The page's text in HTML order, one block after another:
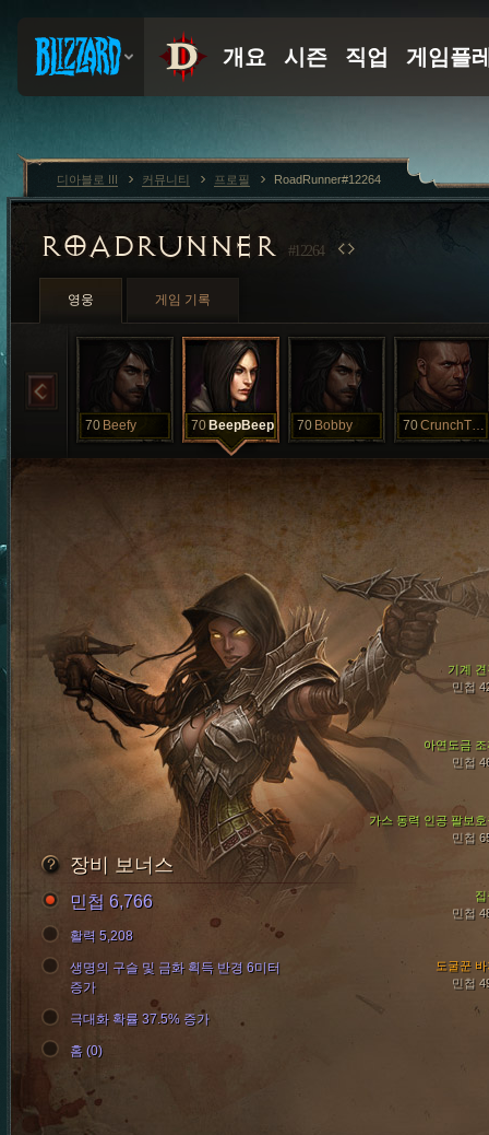
ROADRUNNER #12264
영웅 게임 기록
70 Beefy 70 BeepBeep 70 Bobby 70 CrunchTime
아연도금 조
민첩
가스 동력 인공 팔보호
민첩
기계 견
민첩
도굴꾼
민첩
민첩
장비 보너스
민첩 6,766
활력 5,208
생명의 구슬 및 금화 획득 반경 6미터
증가
극대화 확률 37.5% 증가
홈 (0)
디아블로 III 커뮤니티 프로필 RoadRunner#12264